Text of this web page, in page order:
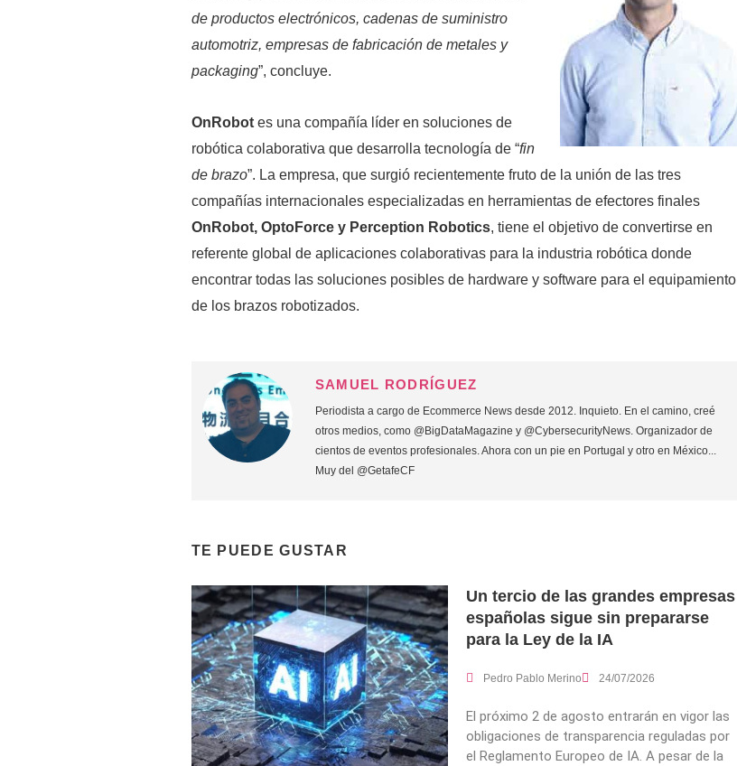
de productos electrónicos, cadenas de suministro
automotriz, empresas de fabricación de metales y
packaging”, concluye.
OnRobotes una compañía líder en soluciones de
robótica colaborativa que desarrolla tecnología de “fin
de brazo”. La empresa, que surgió recientemente fruto de la unión de las tres
compañías internacionales especializadas en herramientas de efectores finales
OnRobot, OptoForce y Perception Robotics, tiene el objetivo de convertirse en
referente global de aplicaciones colaborativas para la industria robótica donde
encontrar todas las soluciones posibles de hardware y software para el equipamiento
de los brazos robotizados.
SAMUEL RODRÍGUEZ
Periodista a cargo de Ecommerce News desde 2012. Inquieto. En el camino, creé
otros medios, como @BigDataMagazine y @CybersecurityNews. Organizador de
cientos de eventos profesionales. Ahora con un pie en Portugal y otro en México...
Muy del @GetafeCF
TE PUEDE GUSTAR
Un tercio de las grandes empresas
españolas sigue sin prepararse
para la Ley de la IA
Pedro Pablo Merino 24/07/2026
El próximo 2 de agosto entrarán en vigor las
obligaciones de transparencia reguladas por
el Reglamento Europeo de IA. A pesar de la